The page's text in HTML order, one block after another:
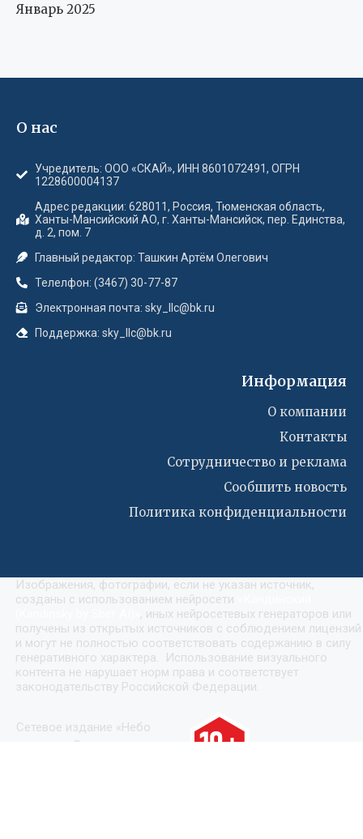
Январь 2025
О нас
Учредитель: ООО «СКАЙ», ИНН 8601072491, ОГРН
1228600004137
Адрес редакции: 628011, Россия, Тюменская область,
Ханты-Мансийский АО, г. Ханты-Мансийск, пер. Единства,
д. 2, пом. 7
Главный редактор: Ташкин Артём Олегович
Телелфон: (3467) 30-77-87
Электронная почта: sky_llc@bk.ru
Поддержка: sky_llc@bk.ru
Информация
О компании
Контакты
Сотрудничество и реклама
Сообшить новость
Политика конфиденциальности
Изображения, фотографии, если не указан источник,
созданы с использованием нейросети
, иных нейросетевых генераторов или
получены из открытых источников с соблюдением лицензий
и могут не полностью соответствовать содержанию в силу
генеративного характера. Использование визуального
контента не нарушает норм права и соответствует
законодательству Российской Федерации.
Сетевое издание «Небо
сегодня». Средство